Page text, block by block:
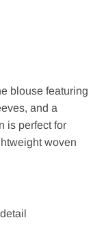
blouse featuring
and a
is perfect for
woven